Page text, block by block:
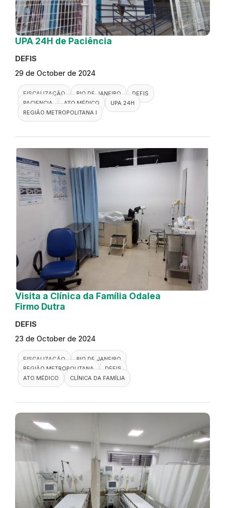
UPA 24H de Paciência
DEFIS
29 de October de 2024
FISCALIZAÇÃO RIO DE JANEIRO
DEFIS
PACIENCIA
ATO MÉDICO
UPA 24H
REGIÃO METROPOLITANA I
Visita a Clínica da Família Odalea
Firmo Dutra
DEFIS
23 de October de 2024
FISCALIZAÇÃO
RIO DE JANEIRO
REGIÃO METROPOLITANA
DEFIS
ATO MÉDICO
CLÍNICA DA FAMÍLIA